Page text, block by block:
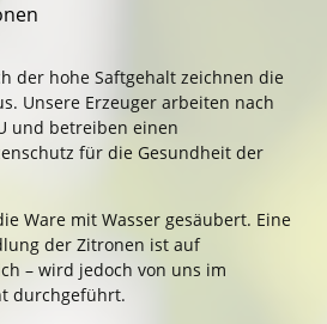
der hohe Saftgehalt zeichnen die
Unsere Erzeuger arbeiten nach
und betreiben einen
für die Gesundheit der
Ware mit Wasser gesäubert. Eine
der Zitronen ist auf
– wird jedoch von uns im
durchgeführt.